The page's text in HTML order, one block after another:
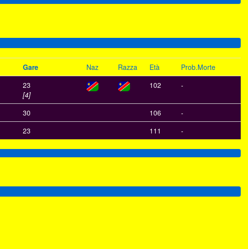
Gare Naz Razza Età
Prob.Morte
23
[4]
102 -
30 106
-
23 111 -